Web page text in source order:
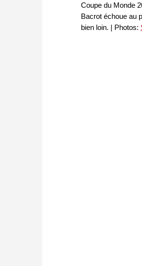
Coupe du Monde
Bacrot échoue au
bien loin. | Photos: